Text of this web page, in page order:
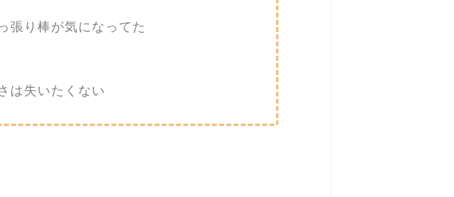
張り棒が気になってた
は失いたくない